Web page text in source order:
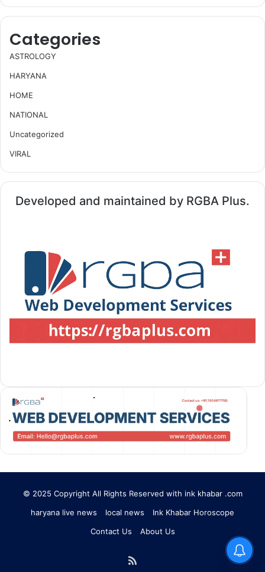
Categories
ASTROLOGY
HARYANA
HOME
NATIONAL
Uncategorized
VIRAL
Developed and maintained by RGBA Plus.
© 2025 Copyright All Rights Reserved with ink khabar .com
haryana live news
local news
Ink Khabar Horoscope
Contact Us
About Us